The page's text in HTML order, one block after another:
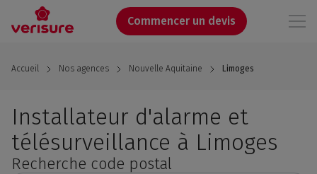
contenu
Commencer un devis
Accueil Nos agences Nouvelle Aquitaine Limoges
Installateur d'alarme et
télésurveillance à Limoges
Recherche code postal